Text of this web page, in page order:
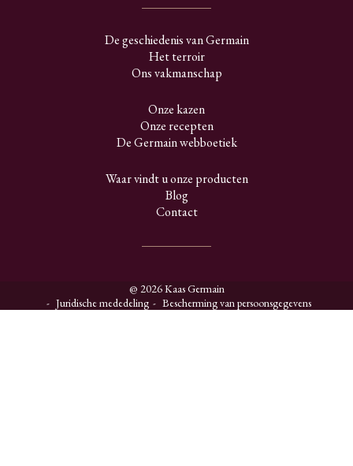
De geschiedenis van Germain
Het terroir
Ons vakmanschap
Onze kazen
Onze recepten
De Germain webboetiek
Waar vindt u onze producten
Blog
Contact
@ 2026 Kaas Germain
Juridische mededeling
Bescherming van persoonsgegevens